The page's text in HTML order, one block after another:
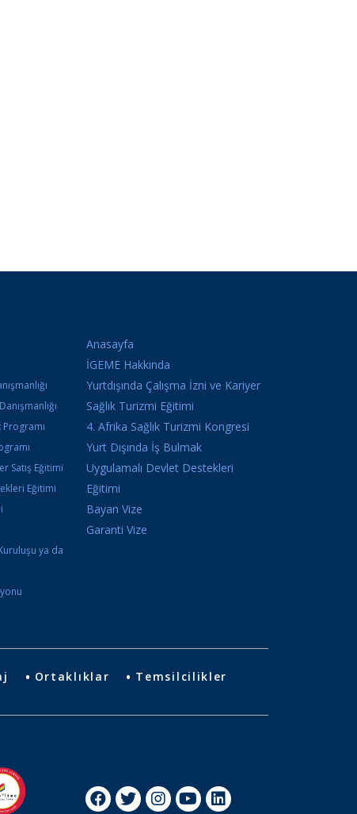
Programı
Satış Eğitimi
Eğitimi
ya da
Anasayfa
İGEME Hakkında
Yurtdışında Çalışma İzni ve Kariyer
Sağlık Turizmi Eğitimi
4. Afrika Sağlık Turizmi Kongresi
Yurt Dışında İş Bulmak
Uygulamalı Devlet Destekleri
Eğitimi
Bayan Vize
Garanti Vize
Ortaklıklar Temsilcilikler